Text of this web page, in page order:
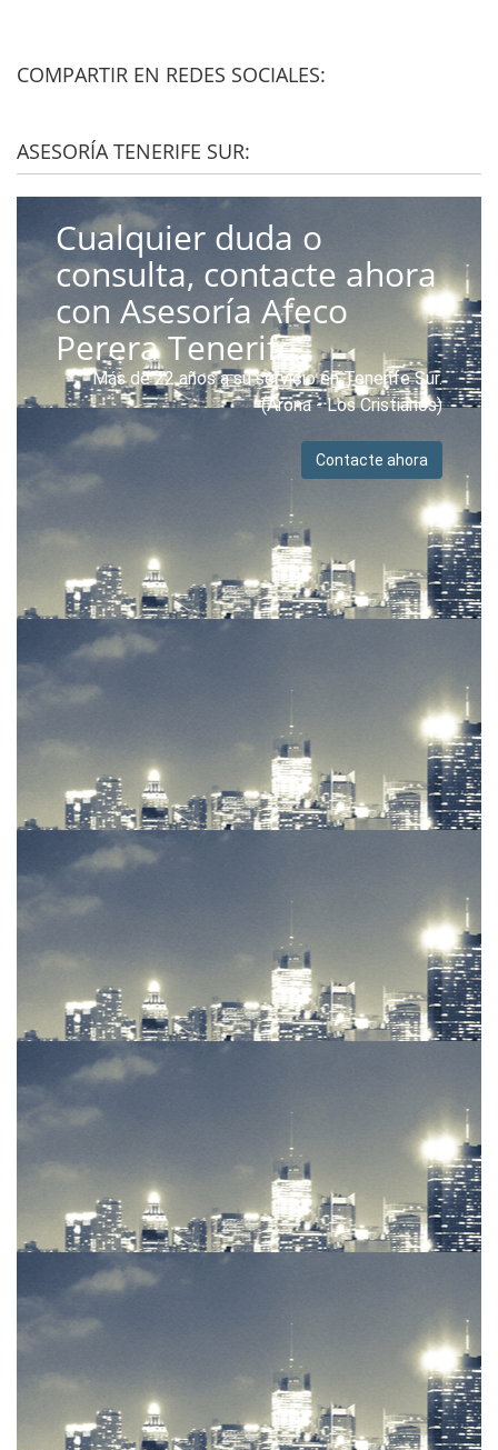
COMPARTIR EN REDES SOCIALES:
ASESORÍA TENERIFE SUR:
Cualquier duda o
consulta, contacte ahora
con Asesoría Afeco
Perera Tenerife.
Más de 22 años a su servicio en Tenerife Sur.
(Arona - Los Cristianos)
Contacte ahora